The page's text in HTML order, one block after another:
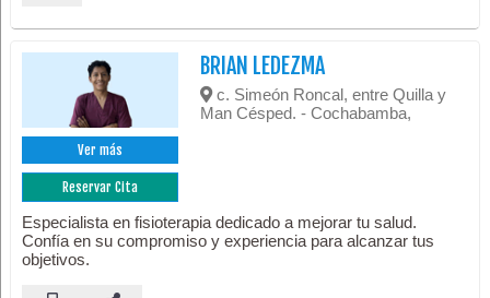
Ver más
Reservar Cita
BRIAN LEDEZMA
c. Simeón Roncal, entre Quilla y
Man Césped. - Cochabamba,
Especialista en fisioterapia dedicado a mejorar tu salud.
Confía en su compromiso y experiencia para alcanzar tus
objetivos.